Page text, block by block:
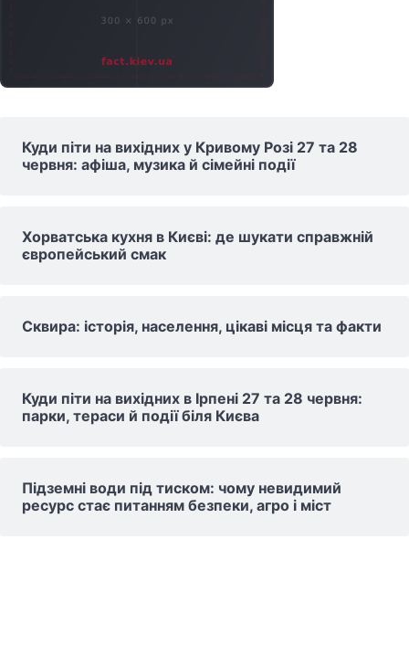
Куди піти на вихідних у Кривому Розі 27 та 28
червня: афіша, музика й сімейні події
Хорватська кухня в Києві: де шукати справжній
європейський смак
Сквира: історія, населення, цікаві місця та факти
Куди піти на вихідних в Ірпені 27 та 28 червня:
парки, тераси й події біля Києва
Підземні води під тиском: чому невидимий
ресурс стає питанням безпеки, агро і міст